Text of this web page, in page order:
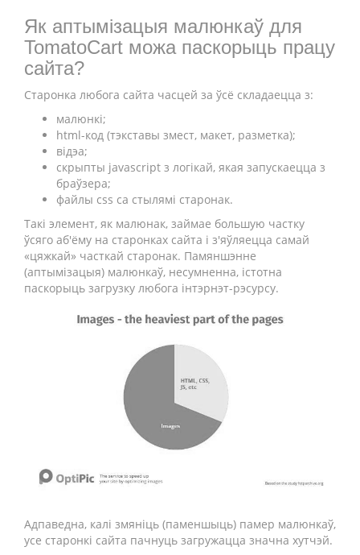
Як аптымізацыя малюнкаў для
TomatoCart можа паскорыць працу
сайта?
Старонка любога сайта часцей за ўсё складаецца з:
малюнкі;
html-код (тэкставы змест, макет, разметка);
відэа;
скрыпты javascript з логікай, якая запускаецца з
браўзера;
файлы css са стылямі старонак.
Такі элемент, як малюнак, займае большую частку
ўсяго аб'ёму на старонках сайта і з'яўляецца самай
«цяжкай» часткай старонак. Памяншэнне
(аптымізацыя) малюнкаў, несумненна, істотна
паскорыць загрузку любога інтэрнэт-рэсурсу.
Адпаведна, калі змяніць (паменшыць) памер малюнкаў,
усе старонкі сайта пачнуць загружацца значна хутчэй.